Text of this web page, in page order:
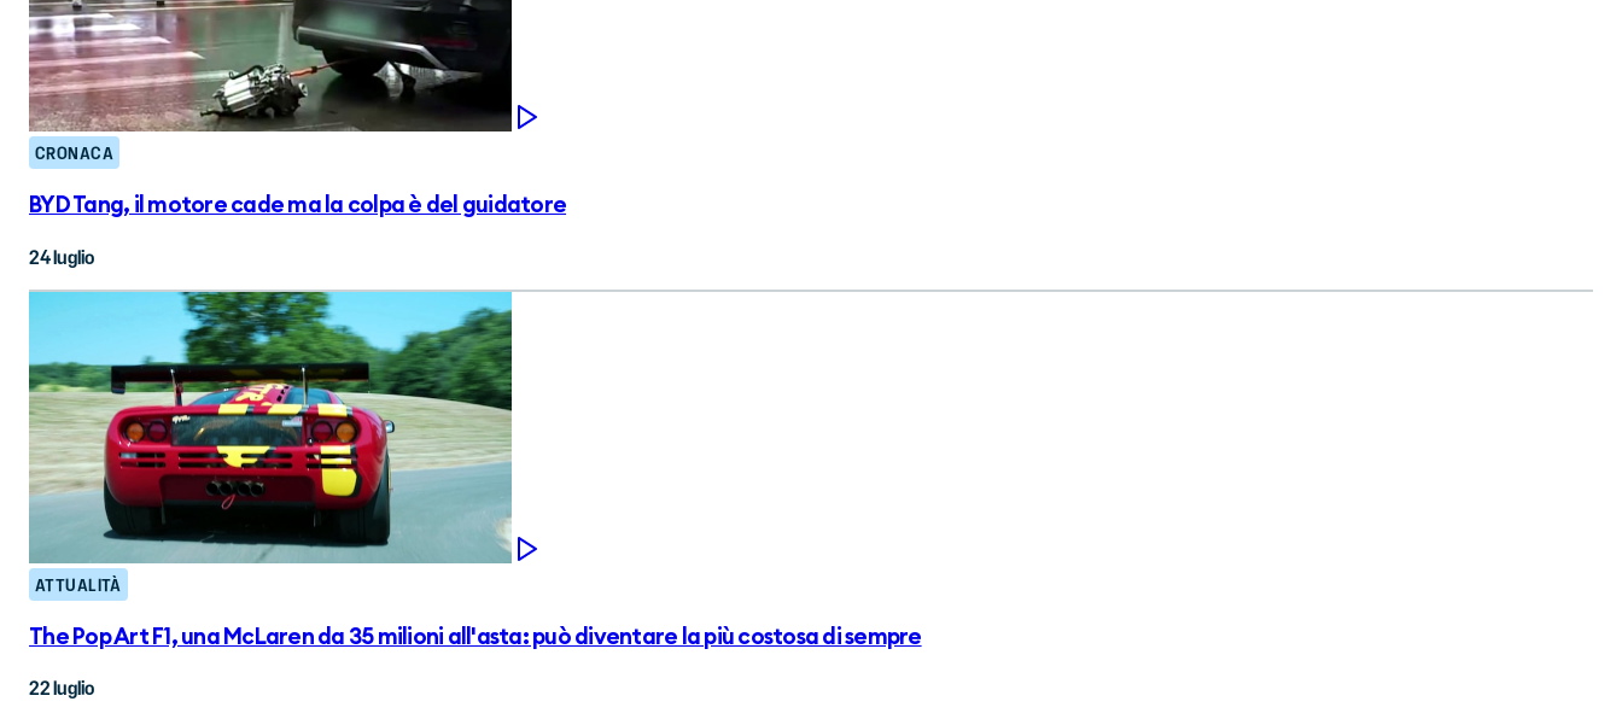
CRONACA
BYD Tang, il motore cade ma la colpa è del guidatore
24 luglio
ATTUALITÀ
The Pop Art F1, una McLaren da 35 milioni all'asta: può diventare la più costosa di sempre
22 luglio